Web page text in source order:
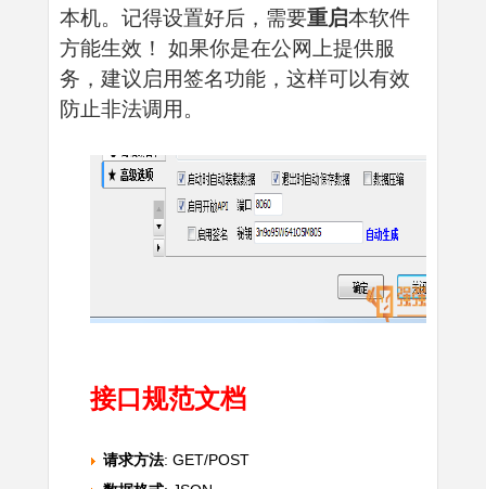
本机。记得设置好后，需要重启本软件
方能生效！ 如果你是在公网上提供服
务，建议启用签名功能，这样可以有效
防止非法调用。
接口规范文档
请求方法: GET/POST